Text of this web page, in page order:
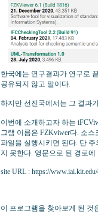
한국에는 연구결과가 연구로
공유되지 않고 말이다.
하지만 선진국에서는 그 결과
이번에 소개하고자 하는
그램 이름은 FZKviwer다. 소
파일을 실행시키면 된다. 단
지 못한다. 영문으로 된 경로에
site URL : https://
이 프로그램을 찾아보게 된 것